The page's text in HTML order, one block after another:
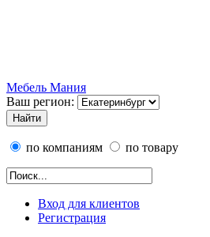
Мебель Мания
Ваш регион:
по компаниям по товару
Вход для клиентов
Регистрация